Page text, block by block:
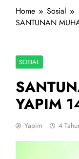
Home
Sosial
SANTUNAN
SOSIAL
YAPIM
Yapim 4